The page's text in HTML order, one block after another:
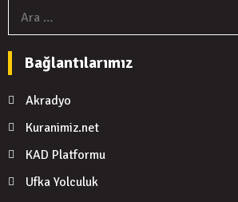
Bağlantılarımız
Akradyo
Kuranimiz.net
KAD Platformu
Ufka Yolculuk